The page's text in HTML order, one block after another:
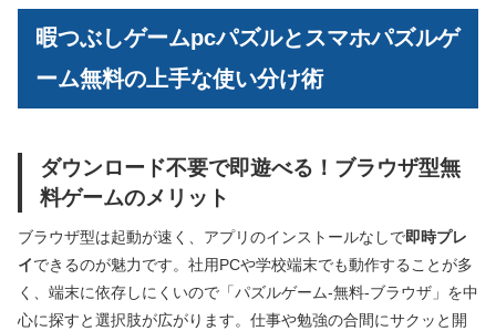
暇つぶしゲームpcパズルとスマホパズルゲ
ーム無料の上手な使い分け術
ダウンロード不要で即遊べる！ブラウザ型無
料ゲームのメリット
ブラウザ型は起動が速く、アプリのインストールなしで即時プレ
イできるのが魅力です。社用PCや学校端末でも動作することが多
く、端末に依存しにくいので「パズルゲーム-無料-ブラウザ」を中
心に探すと選択肢が広がります。仕事や勉強の合間にサクッと開